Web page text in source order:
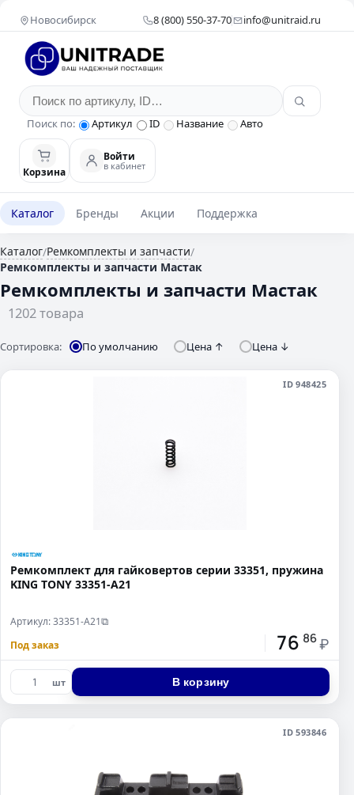
Новосибирск 8 (800) 550-37-70 info@unitraid.ru
Поиск по: Артикул ID Название Авто
Корзина
Войти
в кабинет
Каталог Бренды Акции Поддержка
Каталог/Ремкомплекты и запчасти/
Ремкомплекты и запчасти Мастак
Ремкомплекты и запчасти Мастак
1202 товара
Сортировка: По умолчанию Цена ↑ Цена ↓
ID 948425
Ремкомплект для гайковертов серии 33351, пружина
KING TONY 33351-A21
Артикул: 33351-A21⧉
Под заказ 76 86 ₽
шт В корзину
ID 593846